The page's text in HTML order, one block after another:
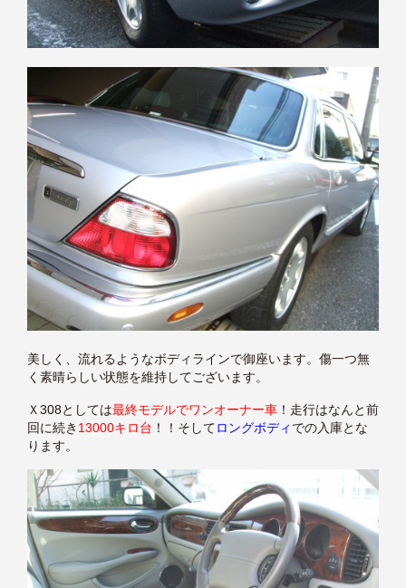
美しく、流れるようなボディラインで御座います。傷一つ無
く素晴らしい状態を維持してございます。
Ｘ308としては最終モデルでワンオーナー車 ！走行はなんと前
回に続き 13000キロ台 ！！そしてロングボディ での入庫とな
ります。